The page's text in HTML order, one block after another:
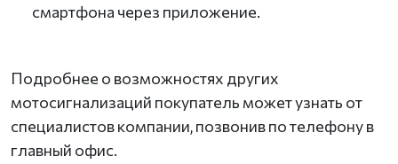
смартфона через приложение.
Подробнее о возможностях других
мотосигнализаций покупатель может узнать от
специалистов компании, позвонив по телефону в
главный офис.